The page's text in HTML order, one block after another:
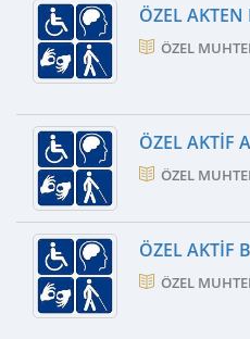
ÖZEL AKTEN
ÖZEL
ÖZEL AKTIF
ÖZEL
ÖZEL AKTIF
ÖZEL